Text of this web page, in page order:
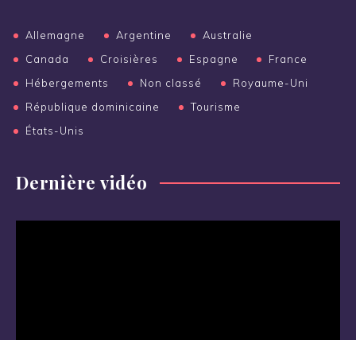
Allemagne Argentine
Australie
Canada
Croisières Espagne
France
Hébergements
Non classé
Royaume-Uni
République dominicaine
Tourisme
États-Unis
Dernière vidéo